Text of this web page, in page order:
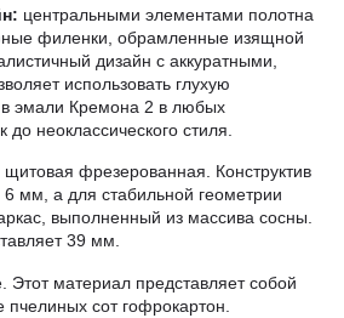
центральными элементами полотна
филенки, обрамленные изящной
дизайн с аккуратными,
использовать глухую
эмали Кремона 2 в любых
до неоклассического стиля.
щитовая фрезерованная. Конструктив
мм, а для стабильной геометрии
выполненный из массива сосны.
39 мм.
Этот материал представляет собой
сот гофрокартон.